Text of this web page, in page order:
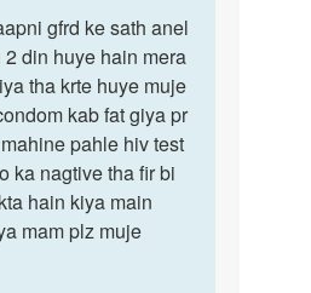
gfrd ke sath anel
din huye hain mera
tha krte huye muje
kab fat giya pr
pahle hiv test
ka nagtive tha fir bi
hain kiya main
mam plz muje